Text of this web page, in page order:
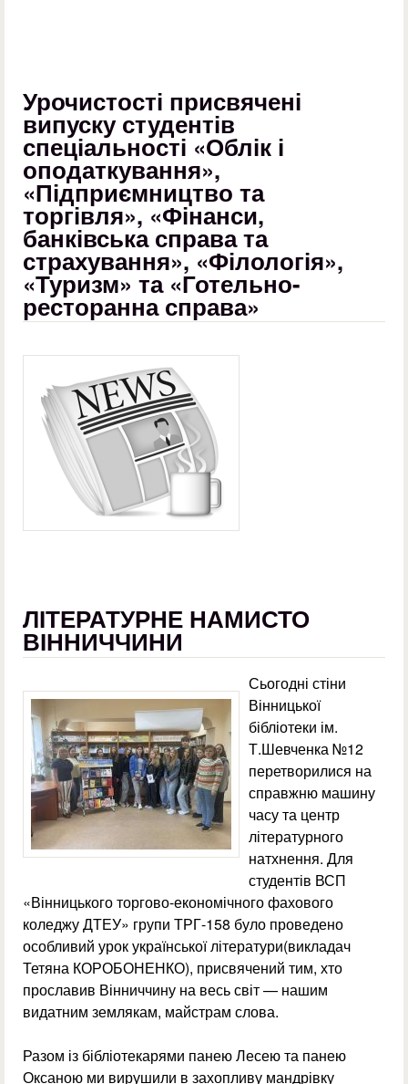
Урочистості присвячені
випуску студентів
спеціальності «Облік і
оподаткування»,
«Підприємництво та
торгівля», «Фінанси,
банківська справа та
страхування», «Філологія»,
«Туризм» та «Готельно-
ресторанна справа»
ЛІТЕРАТУРНЕ НАМИСТО
ВІННИЧЧИНИ
Сьогодні стіни
Вінницької
бібліотеки ім.
Т.Шевченка №12
перетворилися на
справжню машину
часу та центр
літературного
натхнення. Для
студентів ВСП
«Вінницького торгово-економічного фахового
коледжу ДТЕУ» групи ТРГ-158 було проведено
особливий урок української літератури(викладач
Тетяна КОРОБОНЕНКО), присвячений тим, хто
прославив Вінниччину на весь світ — нашим
видатним землякам, майстрам слова.
Разом із бібліотекарями панею Лесею та панею
Оксаною ми вирушили в захопливу мандрівку